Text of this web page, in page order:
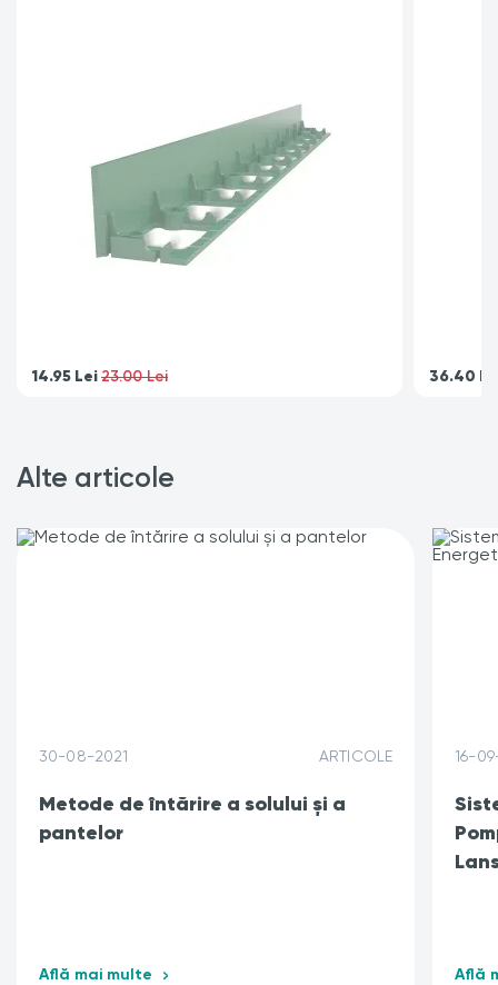
14.95 Lei23.00 Lei 36.40
Alte articole
30-08-2021 ARTICOLE
Metode de întărire a solului și a
pantelor
Află mai multe
16-
Află